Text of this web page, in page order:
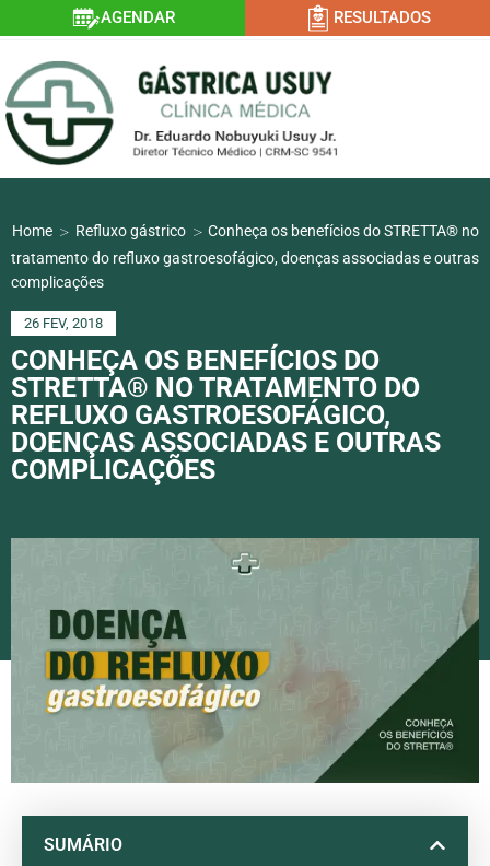
AGENDAR RESULTADOS
Home > Refluxo gástrico > Conheça os benefícios do STRETTA® no
tratamento do refluxo gastroesofágico, doenças associadas e outras
complicações
26 FEV, 2018
CONHEÇA OS BENEFÍCIOS DO
STRETTA® NO TRATAMENTO DO
REFLUXO GASTROESOFÁGICO,
DOENÇAS ASSOCIADAS E OUTRAS
COMPLICAÇÕES
SUMÁRIO